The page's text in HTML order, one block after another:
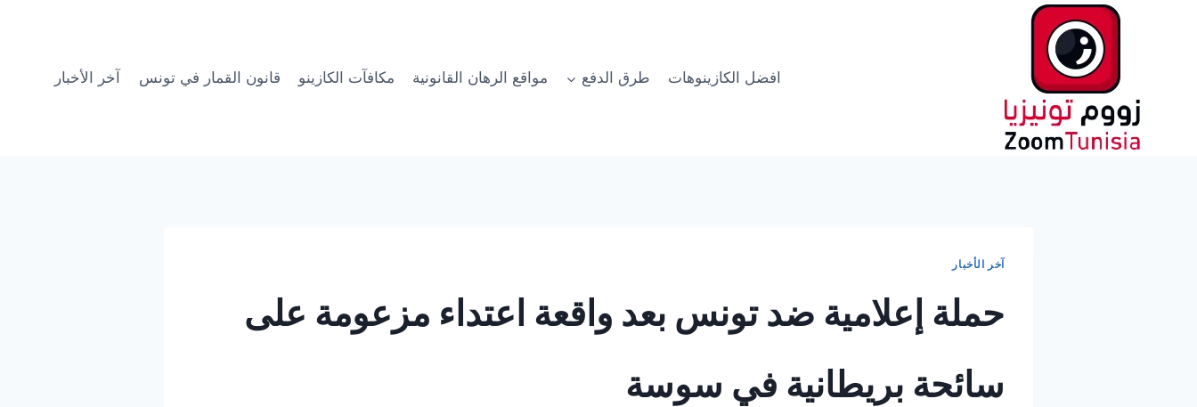
افضل الكازينوهات
طرق الدفع مواقع الرهان القانونية مكافآت الكازينو قانون القمار في تونس آخر الأخبار
آخر الأخبار
حملة إعلامية ضد تونس بعد واقعة اعتداء مزعومة على
سائحة بريطانية في سوسة